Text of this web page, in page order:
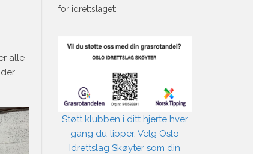
alle
for idrettslaget:
Støtt klubben i ditt hjerte hver
gang du tipper. Velg Oslo
Idrettslag Skøyter som din